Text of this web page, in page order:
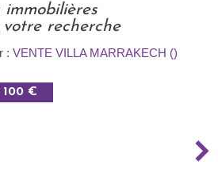
recherche
: VENTE VILLA MARRAKECH ()
100 €